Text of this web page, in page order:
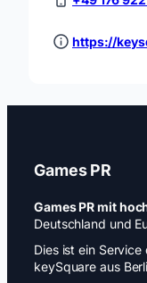
https://
Games PR
Games PR mit
Deutschland und
Dies ist ein
keySquare aus